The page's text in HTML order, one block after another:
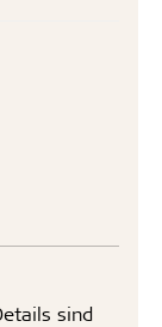
sind